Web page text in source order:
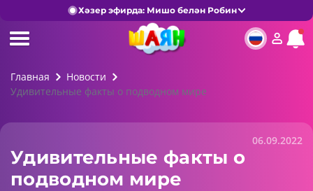
Хәзер эфирда: Мишо белән Робин
Главная
Новости
Удивительные факты о подводном мире
06.09.2022
Удивительные факты о
подводном мире